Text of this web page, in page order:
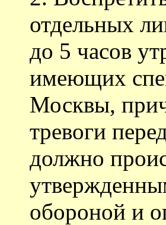
отдельных
до 5 часов
имеющих
Москвы,
тревоги
должно
обороной и